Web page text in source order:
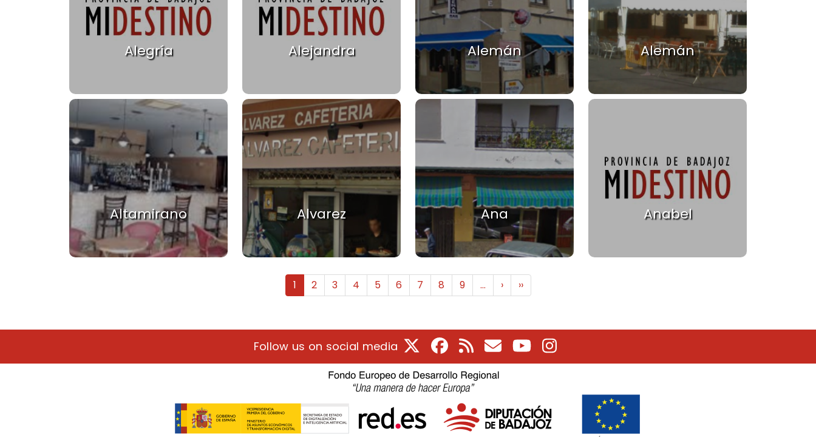
Alegría Alejandra Alemán Alemán
Altamirano Alvarez Ana Anabel
1 2 3 4 5 6 7 8 9 … ›Next page
››Last page
Follow us on social media Facebook
RSS E-Mail YoutubeInstagram